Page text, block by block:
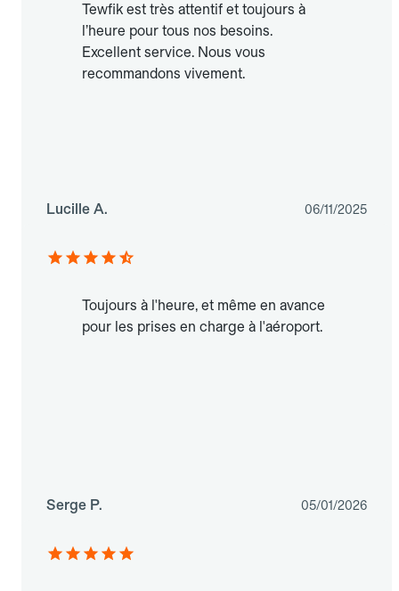
Tewfik est très attentif et toujours à
l’heure pour tous nos besoins.
Excellent service. Nous vous
recommandons vivement.
Lucille A. 06/11/2025
Toujours à l'heure, et même en avance
pour les prises en charge à l'aéroport.
Serge P. 05/01/2026